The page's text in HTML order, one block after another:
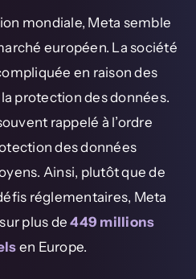
mondiale, Meta semble
européen. La société
en raison des
protection des données.
rappelé à l’ordre
des données
Ainsi, plutôt que de
réglementaires, Meta
plus de449 millions
en Europe.